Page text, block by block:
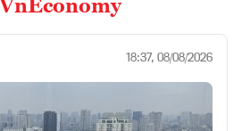
VnEconomy
18:37, 08/08/2026